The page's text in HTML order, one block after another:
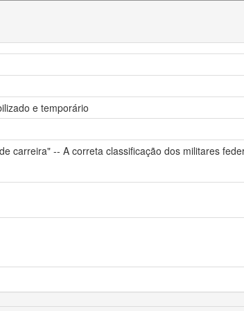
e temporário
carreira" -- A correta classificação dos militares